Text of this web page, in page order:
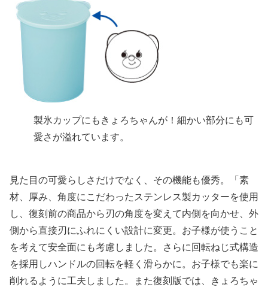
製氷カップにもきょろちゃんが！細かい部分にも可
愛さが溢れています。
見た目の可愛らしさだけでなく、その機能も優秀。「素
材、厚み、角度にこだわったステンレス製カッターを使用
し、復刻前の商品から刃の角度を変えて内側を向かせ、外
側から直接刃にふれにくい設計に変更。お子様が使うこと
を考えて安全面にも考慮しました。さらに回転ねじ式構造
を採用しハンドルの回転を軽く滑らかに。お子様でも楽に
削れるように工夫しました。また復刻版では、きょろちゃ